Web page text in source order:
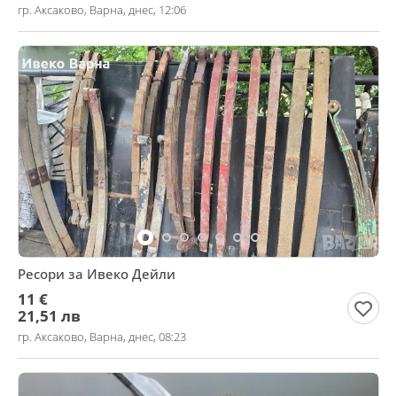
гр. Аксаково, Варна, днес, 12:06
Ресори за Ивеко Дейли
11 €
21,51 лв
гр. Аксаково, Варна, днес, 08:23